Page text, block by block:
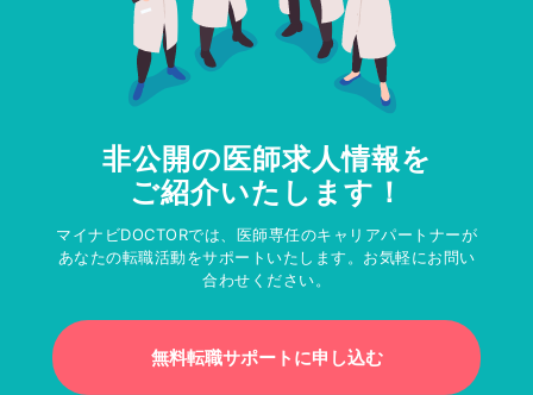
非公開の医師求人情報を
ご紹介いたします！
マイナビDOCTORでは、医師専任のキャリアパートナーが
あなたの転職活動をサポートいたします。お気軽にお問い
合わせください。
無料転職サポートに申し込む